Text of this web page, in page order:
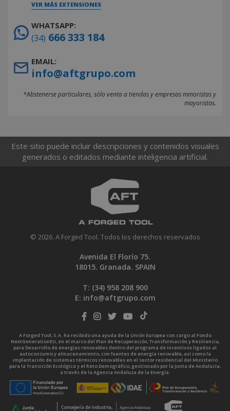
VER MÁS EXTENSIONES
WHATSAPP:
(34) 666 333 184
EMAIL:
info@aftgrupo.com
*Abstenerse particulares, sólo venta a tiendas y empresas minoristas y
mayoristas.
Este sitio puede incluir descripciones y contenidos visuales
generados o editados mediante inteligencia artificial.
© 2026. A Forged Tool. Todos los derechos reservados
Avenida El Florío 75.
18015. Granada. SPAIN
T: (34) 958 208 900
E: info@aftgrupo.com
A Forged Tool, S.A. ha recibido una ayuda de la Unión Europea con cargo al Fondo
NextGenerationEU, en el marco del Plan de Recuperación, Transformación y Resiliencia,
para Desarrollo de energías renovables dentro del programa de incentivos ligados al
autoconsumo y almacenamiento, con fuentes de energía renovable, así como la
implantación de sistemas térmicos renovables en el sector residencial del Ministerio
para la Transición Ecológica y el Reto Demográfico, gestionado por la Junta de Andalucía,
a través de la Agencia Andaluza de la Energía.